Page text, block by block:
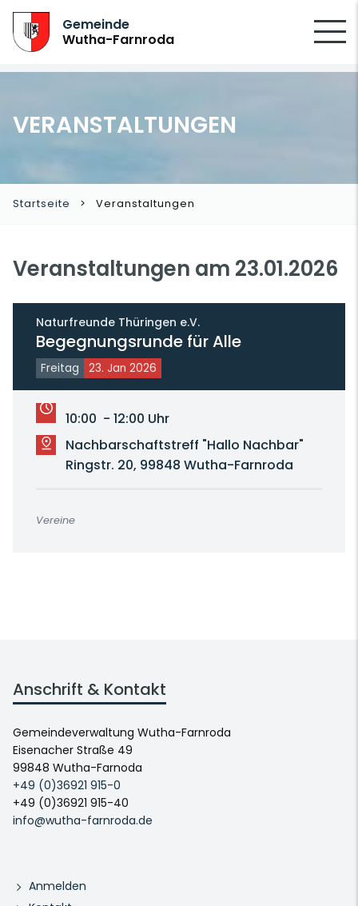
Gemeinde
Wutha-Farnroda
VERANSTALTUNGEN
Startseite Veranstaltungen
Veranstaltungen am 23.01.2026
Naturfreunde Thüringen e.V.
Begegnungsrunde für Alle
Freitag 23. Jan 2026
10:00 - 12:00 Uhr
Nachbarschaftstreff "Hallo Nachbar"
Ringstr. 20, 99848 Wutha-Farnroda
Vereine
Anschrift & Kontakt
Gemeindeverwaltung Wutha-Farnroda
Eisenacher Straße 49
99848 Wutha-Farnoda
+49 (0)36921 915-0
+49 (0)36921 915-40
info@wutha-farnroda.de
Anmelden